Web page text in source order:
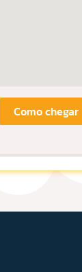
Como chegar